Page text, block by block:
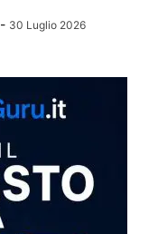
- 30 Luglio 2026